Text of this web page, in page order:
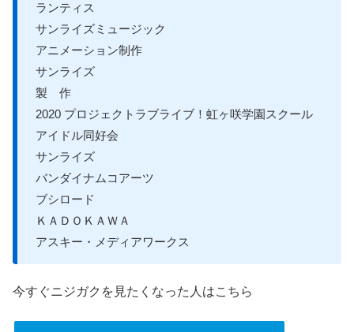
ランティス
サンライズミュージック
アニメーション制作
サンライズ
製 作
2020 プロジェクトラブライブ！虹ヶ咲学園スクール
アイドル同好会
サンライズ
バンダイナムコアーツ
ブシロード
ＫＡＤＯＫＡＷＡ
アスキー・メディアワークス
今すぐニジガクを見たくなった人はこちら